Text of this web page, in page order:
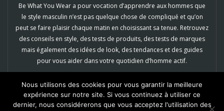
Be What You Wear a pour vocation d’apprendre aux hommes que
le style masculin n’est pas quelque chose de compliqué et qu’on
peut se faire plaisir chaque matin en choisissant sa tenue. Retrouvez
des conseils en style, des tests de produits, des tests de marques
mais également des idées de look, des tendances et des guides
pour vous aider dans votre quotidien d’homme actif.
Nous utilisons des cookies pour vous garantir la meilleure
expérience sur notre site. Si vous continuez à utiliser ce
dernier, nous considérerons que vous acceptez l'utilisation des